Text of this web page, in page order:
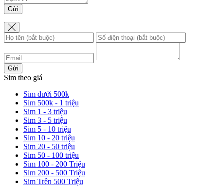
Gửi
Gửi
Sim theo giá
Sim dưới 500k
Sim 500k - 1 triệu
Sim 1 - 3 triệu
Sim 3 - 5 triệu
Sim 5 - 10 triệu
Sim 10 - 20 triệu
Sim 20 - 50 triệu
Sim 50 - 100 triệu
Sim 100 - 200 Triệu
Sim 200 - 500 Triệu
Sim Trên 500 Triệu